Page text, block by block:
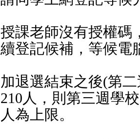
授課老師沒有授權碼
續登記候補，等候電
加退選結束之後(第
210人，則第三週學
人為上限。